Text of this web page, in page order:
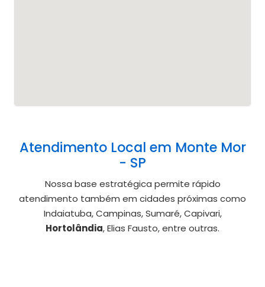
Atendimento Local em Monte Mor
- SP
Nossa base estratégica permite rápido
atendimento também em cidades próximas como
Indaiatuba, Campinas, Sumaré, Capivari,
Hortolândia, Elias Fausto, entre outras.